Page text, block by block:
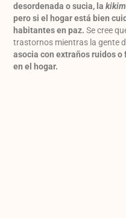
desordenada o sucia, la
pero si el hogar está bien
habitantes en paz. Se cree
trastornos mientras la gente
asocia con extraños ruidos
en el hogar.